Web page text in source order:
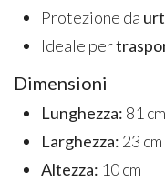
Protezione da
Ideale per
Dimensioni
Lunghezza: 81 cm
Larghezza: 23 cm
Altezza: 10 cm